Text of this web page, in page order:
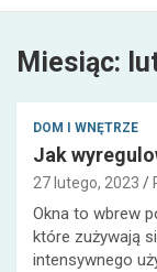
Miesiąc:
DOM I WNĘTRZE
Jak
27 lutego, 2023
Okna to wbrew
które zużywają
intensywnego